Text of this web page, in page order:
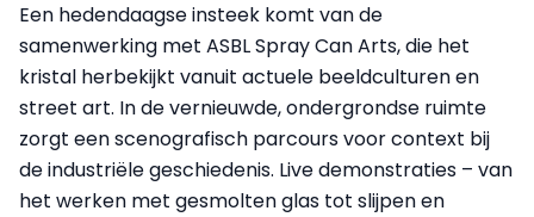
Een hedendaagse insteek komt van de
samenwerking met ASBL Spray Can Arts, die het
kristal herbekijkt vanuit actuele beeldculturen en
street art. In de vernieuwde, ondergrondse ruimte
zorgt een scenografisch parcours voor context bij
de industriële geschiedenis. Live demonstraties – van
het werken met gesmolten glas tot slijpen en